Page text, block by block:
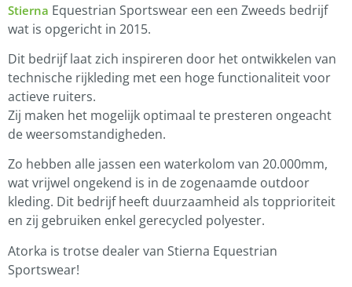
Stierna Equestrian Sportswear een een Zweeds bedrijf
wat is opgericht in 2015.
Dit bedrijf laat zich inspireren door het ontwikkelen van
technische rijkleding met een hoge functionaliteit voor
actieve ruiters.
Zij maken het mogelijk optimaal te presteren ongeacht
de weersomstandigheden.
Zo hebben alle jassen een waterkolom van 20.000mm,
wat vrijwel ongekend is in de zogenaamde outdoor
kleding. Dit bedrijf heeft duurzaamheid als topprioriteit
en zij gebruiken enkel gerecycled polyester.
Atorka is trotse dealer van Stierna Equestrian
Sportswear!